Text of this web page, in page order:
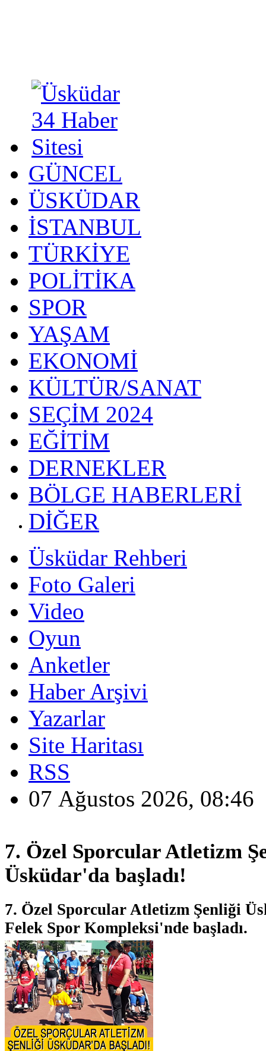
GÜNCEL
ÜSKÜDAR
İSTANBUL
TÜRKİYE
POLİTİKA
SPOR
YAŞAM
EKONOMİ
KÜLTÜR/SANAT
SEÇİM 2024
EĞİTİM
DERNEKLER
BÖLGE HABERLERİ
DİĞER
Üsküdar Rehberi
Foto Galeri
Video
Oyun
Anketler
Haber Arşivi
Yazarlar
Site Haritası
RSS
07 Ağustos 2026, 08:46
7. Özel Sporcular Atletizm
Üsküdar'da başladı!
7. Özel Sporcular Atletizm Şenliği
Felek Spor Kompleksi'nde başladı.